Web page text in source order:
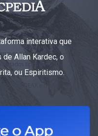
interativa que
Allan Kardec, o
ou Espiritismo.